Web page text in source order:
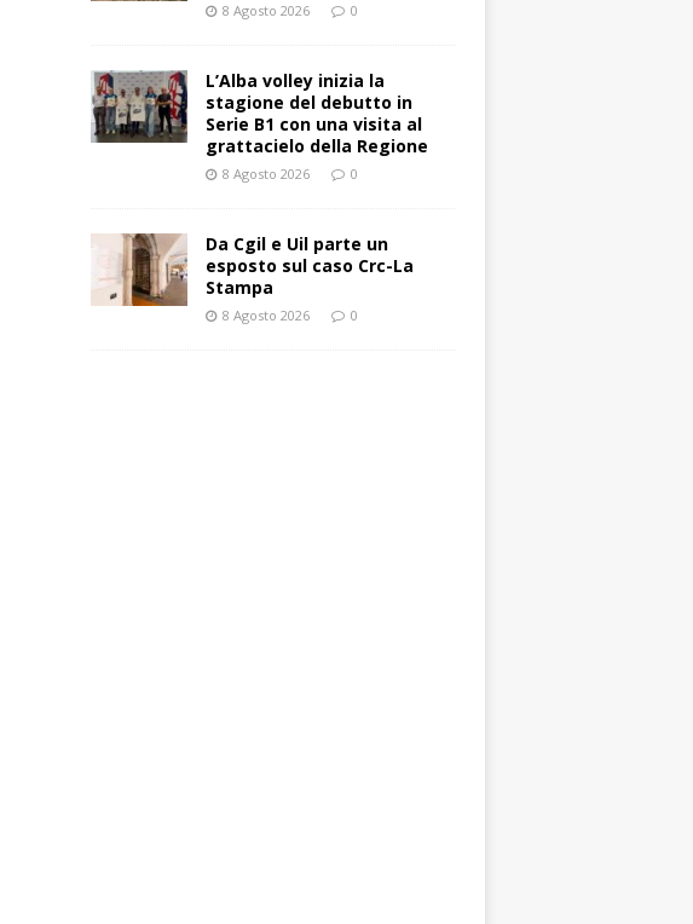
8 Agosto 2026 0
L’Alba volley inizia la
stagione del debutto in
Serie B1 con una visita al
grattacielo della Regione
8 Agosto 2026 0
Da Cgil e Uil parte un
esposto sul caso Crc-La
Stampa
8 Agosto 2026 0